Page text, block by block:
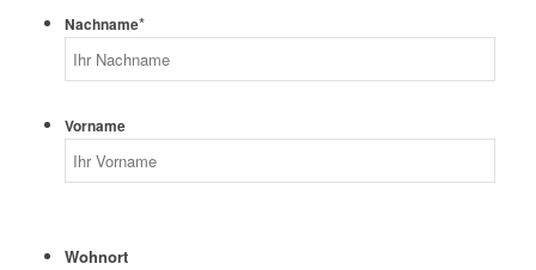
Nachname*
Vorname
Wohnort